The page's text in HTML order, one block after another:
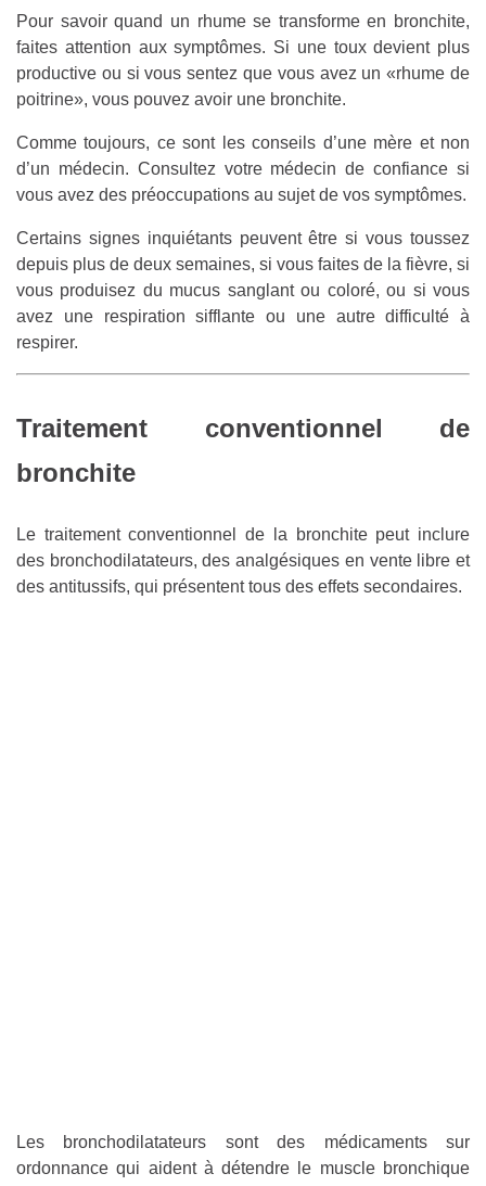
Pour savoir quand un rhume se transforme en bronchite,
faites attention aux symptômes. Si une toux devient plus
productive ou si vous sentez que vous avez un «rhume de
poitrine», vous pouvez avoir une bronchite.
Comme toujours, ce sont les conseils d’une mère et non
d’un médecin. Consultez votre médecin de confiance si
vous avez des préoccupations au sujet de vos symptômes.
Certains signes inquiétants peuvent être si vous toussez
depuis plus de deux semaines, si vous faites de la fièvre, si
vous produisez du mucus sanglant ou coloré, ou si vous
avez une respiration sifflante ou une autre difficulté à
respirer.
Traitement conventionnel de
bronchite
Le traitement conventionnel de la bronchite peut inclure
des bronchodilatateurs, des analgésiques en vente libre et
des antitussifs, qui présentent tous des effets secondaires.
Les bronchodilatateurs sont des médicaments sur
ordonnance qui aident à détendre le muscle bronchique